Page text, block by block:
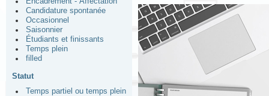
Candidature spontanée
Occasionnel
Saisonnier
Étudiants et finissants
Temps plein
filled
Statut
Temps partiel ou temps plein